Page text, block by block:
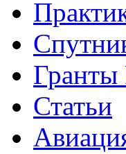
Статьи